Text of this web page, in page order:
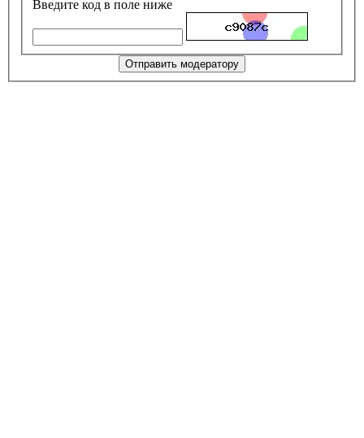
Введите код в поле ниже
Отправить модератору